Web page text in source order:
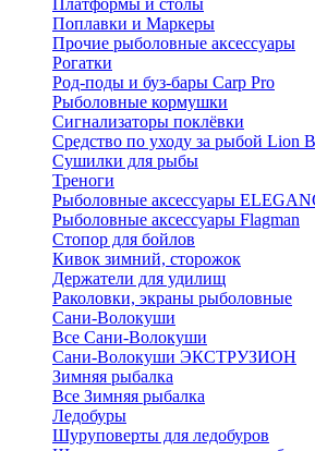
Платформы и столы
Поплавки и Маркеры
Прочие рыболовные аксессуары
Рогатки
Род-поды и буз-бары Carp Pro
Рыболовные кормушки
Сигнализаторы поклёвки
Средство по уходу за рыбой Lion
Сушилки для рыбы
Треноги
Рыболовные аксессуары
Рыболовные аксессуары Flagman
Стопор для бойлов
Кивок зимний, сторожок
Держатели для удилищ
Раколовки, экраны рыболовные
Сани-Волокуши
Все Сани-Волокуши
Сани-Волокуши ЭКСТРУЗИОН
Зимняя рыбалка
Все Зимняя рыбалка
Ледобуры
Шуруповерты для ледобуров